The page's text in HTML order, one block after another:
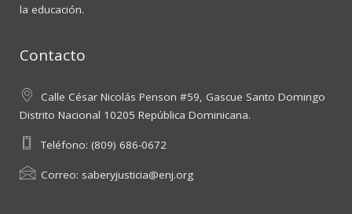
la educación.
Contacto
Calle César Nicolás Penson #59, Gascue Santo Domingo
Distrito Nacional 10205 República Dominicana.
Teléfono: (809) 686-0672
Correo: saberyjusticia@enj.org